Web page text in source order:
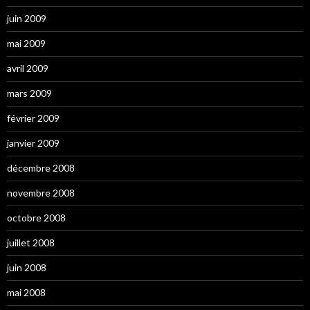
juin 2009
mai 2009
avril 2009
mars 2009
février 2009
janvier 2009
décembre 2008
novembre 2008
octobre 2008
juillet 2008
juin 2008
mai 2008